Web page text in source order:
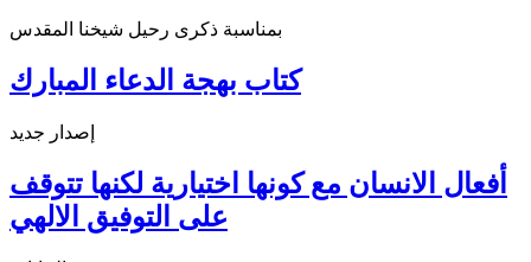
بمناسبة ذكرى رحيل شيخنا المقدس
كتاب بهجة الدعاء المبارك
إصدار جديد
أفعال الانسان مع كونها اختيارية لكنها تتوقف
على التوفيق الالهي